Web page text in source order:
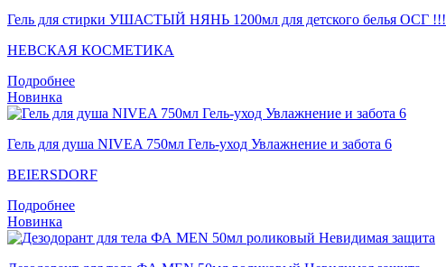
Гель для стирки УШАСТЫЙ НЯНЬ 1200мл для детского белья ОСГ !!!
НЕВСКАЯ КОСМЕТИКА
Подробнее
Новинка
Гель для душа NIVEA 750мл Гель-уход Увлажнение и забота 6
BEIERSDORF
Подробнее
Новинка